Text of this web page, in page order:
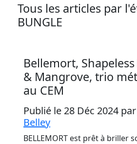
Tous les articles par
BUNGLE
Bellemort,
& Mangrove, trio
au CEM
Publié le 28 Déc 2024 par
Belley
BELLEMORT est prêt à briller